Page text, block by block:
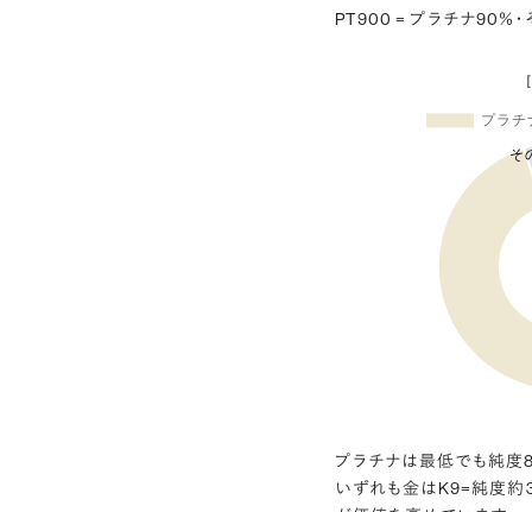
PT900 = プラチナ90％
プラチナは最低でも純度
いずれも金はK9=純度約